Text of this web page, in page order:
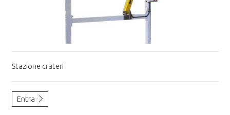
Stazione crateri
Entra